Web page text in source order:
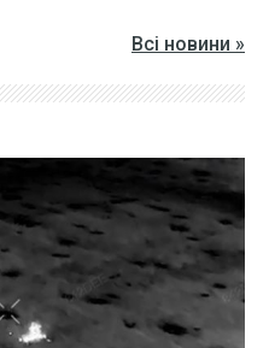
Всі новини »